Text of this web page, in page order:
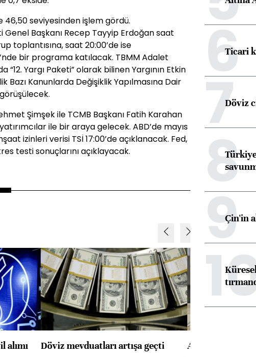
seviyesinden işlem gördü.
Genel Başkanı Recep Tayyip Erdoğan saat
toplantısına, saat 20:00’de ise
bir programa katılacak. TBMM Adalet
Yargı Paketi” olarak bilinen Yargının Etkin
Bazı Kanunlarda Değişiklik Yapılmasına Dair
Şimşek ile TCMB Başkanı Fatih Karahan
ile bir araya gelecek. ABD’de mayıs
izinleri verisi TSİ 17:00’de açıklanacak. Fed,
testi sonuçlarını açıklayacak.
alımı
Döviz mevduatları artışa geçti
ABD'de konut
6
Ticari
7Döviz
8
9
Çin'in